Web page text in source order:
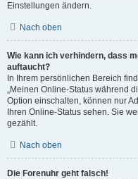
Einstellungen ändern.
Nach oben
Wie kann ich verhindern, dass
auftaucht?
In Ihrem persönlichen Bereich
„Meinen Online-Status während
Option einschalten, können nur
Ihren Online-Status sehen. Sie
gezählt.
Nach oben
Die Forenuhr geht falsch!